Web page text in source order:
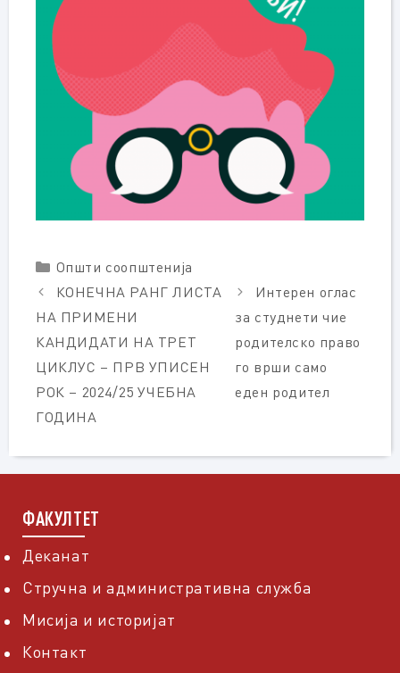
Categories
Општи соопштенија
КОНЕЧНА РАНГ ЛИСТА
НА ПРИМЕНИ
КАНДИДАТИ НА ТРЕТ
ЦИКЛУС – ПРВ УПИСЕН
РОК – 2024/25 УЧЕБНА
ГОДИНА
Интерен оглас
за студнети чие
родителско право
го врши само
еден родител
ФАКУЛТЕТ
Деканат
Стручна и административна служба
Мисија и историјат
Контакт